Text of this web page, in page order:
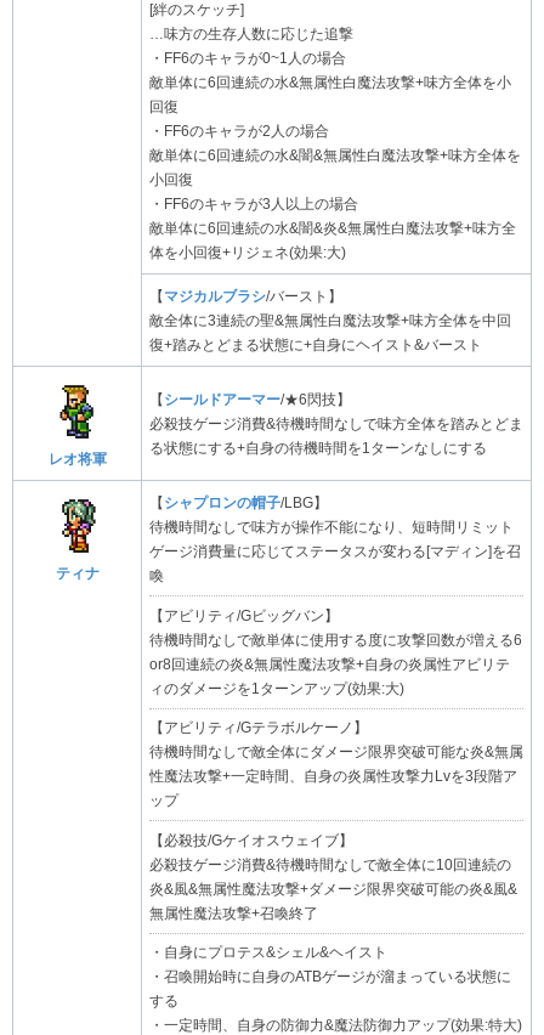
[絆のスケッチ]
…味方の生存人数に応じた追撃
・FF6のキャラが0~1人の場合
敵単体に6回連続の水&無属性白魔法攻撃+味方全体を小
回復
・FF6のキャラが2人の場合
敵単体に6回連続の水&闇&無属性白魔法攻撃+味方全体を
小回復
・FF6のキャラが3人以上の場合
敵単体に6回連続の水&闇&炎&無属性白魔法攻撃+味方全
体を小回復+リジェネ(効果:大)
【 マジカルブラシ/バースト】
敵全体に3連続の聖&無属性白魔法攻撃+味方全体を中回
復+踏みとどまる状態に+自身にヘイスト&バースト
レオ将軍
【 シールドアーマー/★6閃技】
必殺技ゲージ消費&待機時間なしで味方全体を踏みとどま
る状態にする+自身の待機時間を1ターンなしにする
ティナ
【 シャプロンの帽子/LBG】
待機時間なしで味方が操作不能になり、短時間リミット
ゲージ消費量に応じてステータスが変わる[マディン]を召
喚
【アビリティ/Gビッグバン】
待機時間なしで敵単体に使用する度に攻撃回数が増える6
or8回連続の炎&無属性魔法攻撃+自身の炎属性アビリテ
ィのダメージを1ターンアップ(効果:大)
【アビリティ/Gテラボルケーノ】
待機時間なしで敵全体にダメージ限界突破可能な炎&無属
性魔法攻撃+一定時間、自身の炎属性攻撃力Lvを3段階ア
ップ
【必殺技/Gケイオスウェイブ】
必殺技ゲージ消費&待機時間なしで敵全体に10回連続の
炎&風&無属性魔法攻撃+ダメージ限界突破可能の炎&風&
無属性魔法攻撃+召喚終了
・自身にプロテス&シェル&ヘイスト
・召喚開始時に自身のATBゲージが溜まっている状態に
する
・一定時間、自身の防御力&魔法防御力アップ(効果:特大)